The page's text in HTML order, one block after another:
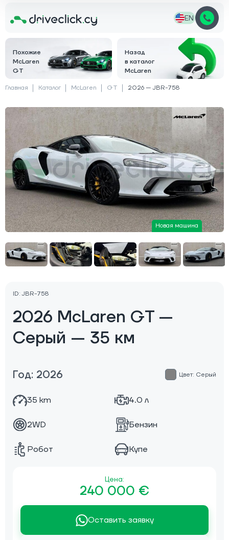
EN
Похожие
McLaren
GT
Назад
в каталог
McLaren
Главная Каталог McLaren GT 2026 — JBR-758
ID: JBR-758
2026 McLaren GT —
Серый — 35 км
Год: 2026 Цвет: Серый
35 km 4.0 л
2WD Бензин
Робот Купе
Цена:
240 000 €
Оставить заявку
Новая машина